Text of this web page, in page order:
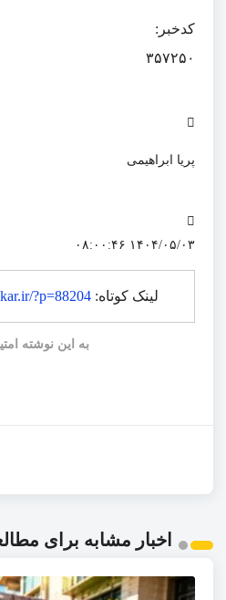
کدخبر:
۳۵۷۲۵۰
پریا ابراهیمی
۱۴۰۴/۰۵/۰۳ ۰۸:۰۰:۴۶
لینک کوتاه:?p=88204
به این نوشته
اخبار مشابه برای